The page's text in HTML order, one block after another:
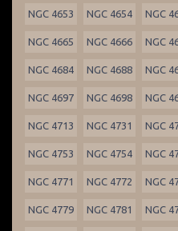
NGC 4653 NGC 4654 NGC
NGC 4665 NGC 4666 NGC
NGC 4684 NGC 4688 NGC
NGC 4697 NGC 4698 NGC
NGC 4713 NGC 4731 NGC
NGC 4753 NGC 4754 NGC
NGC 4771 NGC 4772 NGC
NGC 4779 NGC 4781 NGC